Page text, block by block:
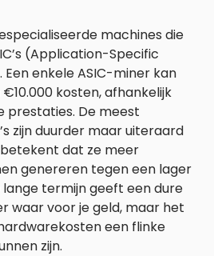
machines die
(Application-Specific
enkele ASIC-miner kan
kosten, afhankelijk
prestaties. De meest
zijn duurder maar uiteraard
dat ze meer
genereren tegen een lager
termijn geeft een dure
waar voor je geld, maar het
een flinke
zijn.